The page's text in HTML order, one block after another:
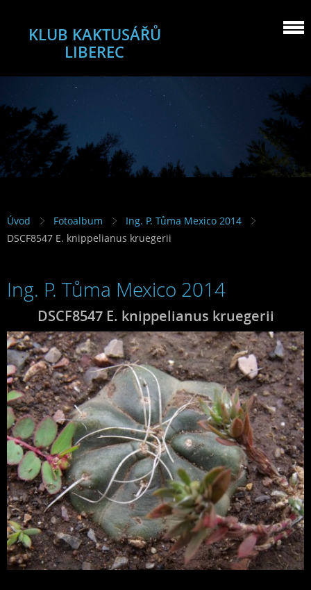
KLUB KAKTUSÁŘŮ
LIBEREC
Úvod Fotoalbum
Ing. P. Tůma Mexico 2014
DSCF8547 E. knippelianus kruegerii
Ing. P. Tůma Mexico 2014
DSCF8547 E. knippelianus kruegerii